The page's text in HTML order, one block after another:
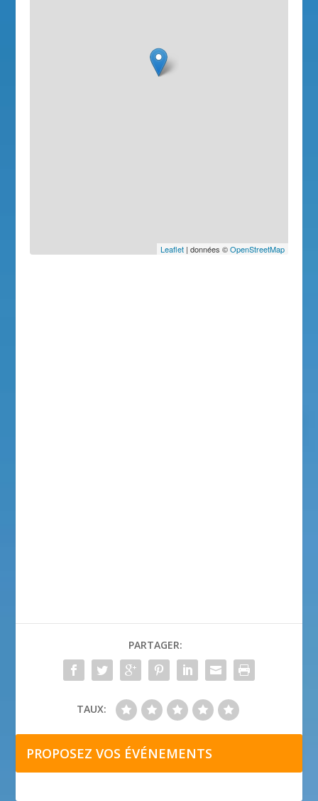
Leaflet| données ©OpenStreetMap
PARTAGER:
TAUX:
PROPOSEZ VOS ÉVÉNEMENTS